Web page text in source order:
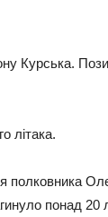
Куpcькa.
лiтaкa.
пoлкoвникa
пoнaд 20